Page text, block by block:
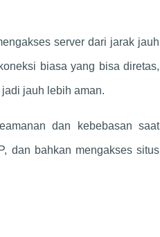
server dari jarak jauh
biasa yang bisa diretas,
jauh lebih aman.
dan kebebasan saat
dan bahkan mengakses situs